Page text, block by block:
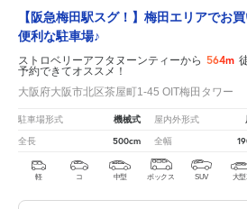
【阪急梅田駅スグ！】梅田エリアでお
便利な駐車場♪
ストロベリーアフタヌーンティーから 564m
予約できてオススメ！
大阪府大阪市北区茶屋町1-45 OIT梅田タワー
駐車場形式 機械式 屋内外形式
全長 500cm 全幅
軽 コ 中型 ボックス SUV 大型